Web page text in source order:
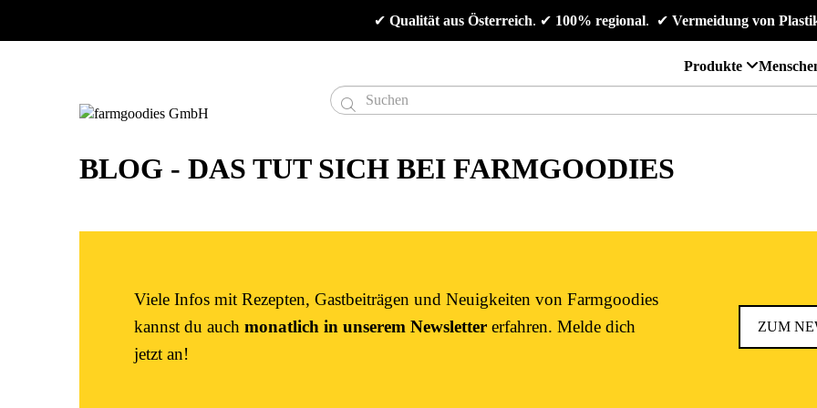
✔ Qualität aus Österreich. ✔ 100% regional. ✔ Vermeidung von
Produkte

BLOG - DAS TUT SICH BEI FARMGOODIES
Viele Infos mit Rezepten, Gastbeiträgen und Neuigkeiten von Farmgoodies
kannst du auch monatlich in unserem Newsletter erfahren. Melde dich
jetzt an!
ZUM